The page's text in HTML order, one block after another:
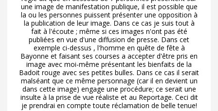
une image de manifestation publique, il est possible que
la ou les personnes puissent présenter une opposition à
la publication de leur image. Dans ce cas je suis tout à
fait à l'écoute ; même si ces images n'ont pas été
publiées en vue d'une diffusion de presse. Dans cet
exemple ci-dessus , l'homme en quête de fête à
Bayonne et faisant ses courses a accepter d'être pris en
image avec moi-même présentant les bienfaits de la
Badoit rouge avec ses petites bulles. Dans ce cas il serait
malséant que ce même personnage (car il en devient un
dans cette image) engage une procédure; ce serait une
insulte à la prise de vue réaliste et au Reportage. Ceci dit
je prendrai en compte toute réclamation de belle tenue!